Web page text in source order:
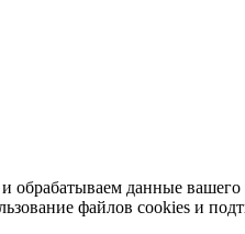
обрабатываем данные
файлов cookies и